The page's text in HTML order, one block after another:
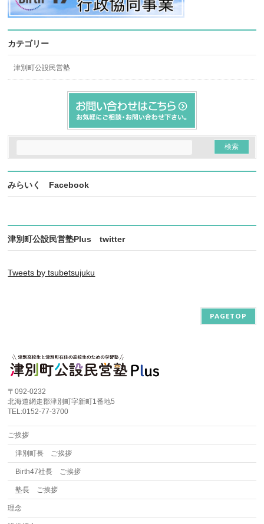
カテゴリー
津別町公設民営塾
みらいく Facebook
津別町公設民営塾Plus twitter
Tweets by tsubetsujuku
PAGETOP
〒092-0232
北海道網走郡津別町字新町1番地5
TEL:0152-77-3700
ご挨拶
津別町長 ご挨拶
Birth47社長 ご挨拶
塾長 ご挨拶
理念